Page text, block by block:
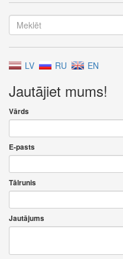
LV RU EN
Jautājiet mums!
Vārds
E-pasts
Tālrunis
Jautājums